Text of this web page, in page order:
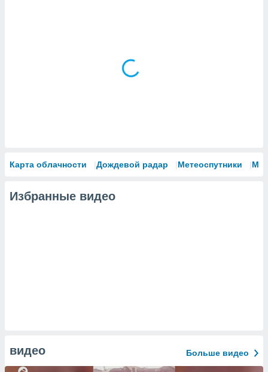
Карта облачности Дождевой радар Метеоспутники
Избранные видео
видео Больше видео